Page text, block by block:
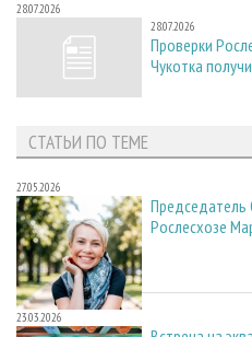
28.07.2026
28.07.2026
Проверки
Чукотка
СТАТЬИ ПО ТЕМЕ
27.05.2026
Председатель
Рослесхозе
23.03.2026